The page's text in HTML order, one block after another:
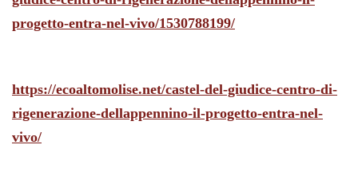
progetto-entra-nel-vivo/1530788199/
https://ecoaltomolise.net/castel-del-giudice-centro-di-
rigenerazione-dellappennino-il-progetto-entra-nel-
vivo/